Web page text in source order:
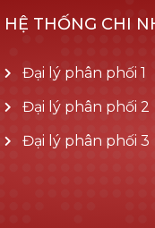
HỆ THỐNG CHI
Đại lý phân phối 1
Đại lý phân phối 2
Đại lý phân phối 3